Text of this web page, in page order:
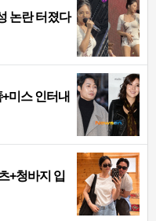
논란 터졌다
+미스 인터내
+청바지 입